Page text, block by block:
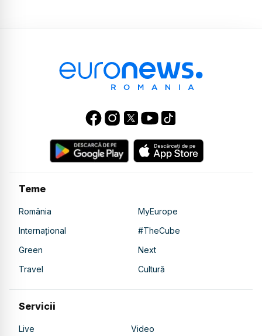
Teme
România
MyEurope
Internațional
#TheCube
Green
Next
Travel
Cultură
Servicii
Live Video